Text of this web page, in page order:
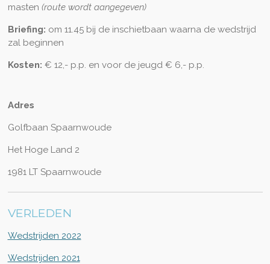
masten (route wordt aangegeven)
Briefing: om 11.45 bij de inschietbaan waarna de wedstrijd
zal beginnen
Kosten: € 12,- p.p. en voor de jeugd € 6,- p.p.
Adres
Golfbaan Spaarnwoude
Het Hoge Land 2
1981 LT Spaarnwoude
VERLEDEN
Wedstrijden 2022
Wedstrijden 2021